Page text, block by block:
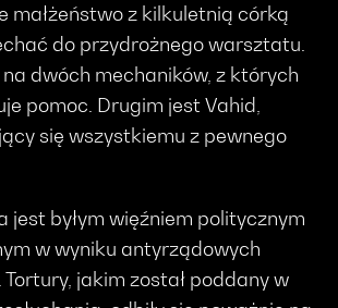
małżeństwo z kilkuletnią córką
do przydrożnego warsztatu.
dwóch mechaników, z których
pomoc. Drugim jest Vahid,
się wszystkiemu z pewnego
jest byłym więźniem politycznym
w wyniku antyrządowych
jakim został poddany w